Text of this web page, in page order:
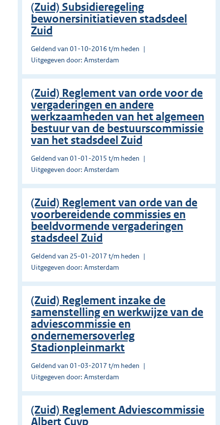
(Zuid) Subsidieregeling
bewonersinitiatieven stadsdeel
Zuid
Geldend van 01-10-2016 t/m heden
Uitgegeven door: Amsterdam
(Zuid) Reglement van orde voor de
vergaderingen en andere
werkzaamheden van het algemeen
bestuur van de bestuurscommissie
van het stadsdeel Zuid
Geldend van 01-01-2015 t/m heden
Uitgegeven door: Amsterdam
(Zuid) Reglement van orde van de
voorbereidende commissies en
beeldvormende vergaderingen
stadsdeel Zuid
Geldend van 25-01-2017 t/m heden
Uitgegeven door: Amsterdam
(Zuid) Reglement inzake de
samenstelling en werkwijze van de
adviescommissie en
ondernemersoverleg
Stadionpleinmarkt
Geldend van 01-03-2017 t/m heden
Uitgegeven door: Amsterdam
(Zuid) Reglement Adviescommissie
Albert Cuyp